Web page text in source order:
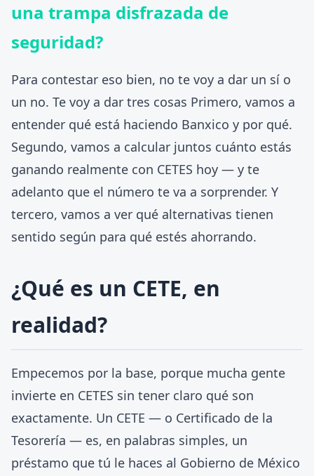
una trampa disfrazada de
seguridad?
Para contestar eso bien, no te voy a dar un sí o
un no. Te voy a dar tres cosas Primero, vamos a
entender qué está haciendo Banxico y por qué.
Segundo, vamos a calcular juntos cuánto estás
ganando realmente con CETES hoy — y te
adelanto que el número te va a sorprender. Y
tercero, vamos a ver qué alternativas tienen
sentido según para qué estés ahorrando.
¿Qué es un CETE, en
realidad?
Empecemos por la base, porque mucha gente
invierte en CETES sin tener claro qué son
exactamente. Un CETE — o Certificado de la
Tesorería — es, en palabras simples, un
préstamo que tú le haces al Gobierno de México